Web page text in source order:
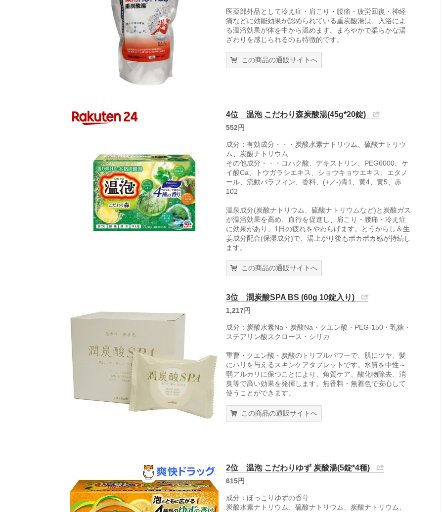
医薬部外品として冷え症・肩こり・腰痛・疲労回復・神経
痛などに効能効果が認められている重炭酸湯は、入浴によ
る温浴効果が体を中から温めます。まろやかで柔らかな湯
ざわりを感じられるのも特徴的です。
この商品の通販サイトへ
4位 温泡 こだわり森炭酸湯(45g*20錠)
552円
成分：有効成分・・・炭酸水素ナトリウム、硫酸ナトリウ
ム、炭酸ナトリウム
その他成分・・・コハク酸、デキストリン、PEG6000、ケ
イ酸Ca、トウガラシエキス、ショウキョウエキス、エタノ
ール、流動パラフィン、香料、(+／-)青1、黄4、黄5、赤
102
温泉成分(炭酸ナトリウム、硫酸ナトリウムなど)と炭酸ガス
が温浴効果を高め、血行を促進し、肩こり・腰痛・冷え症
に効果があり、1日の疲れをやわらげます。とうがらし＆生
姜成分配合(保湿成分)で、湯上がり後もポカポカ感が持続し
ます。
この商品の通販サイトへ
3位 潤炭酸SPA BS (60g 10錠入り)
1,217円
成分：炭酸水素Na・炭酸Na・クエン酸・PEG-150・乳糖・
ステアリン酸スクロース・シリカ
重曹・クエン酸・炭酸のトリプルパワーで、肌にツヤ、髪
にハリを与えるスキンケアタブレットです。水質を中性～
弱アルカリに保つことにより、角質ケア、酸化物除去、消
臭等で高い効果を発揮します。無香料・無着色で安心して
使うことができます。
この商品の通販サイトへ
2位 温泡 こだわりゆず 炭酸湯(5錠*4種)
615円
成分：ほっこりゆずの香り
炭酸水素ナトリウム、硫酸ナトリウム、炭酸ナトリウム、